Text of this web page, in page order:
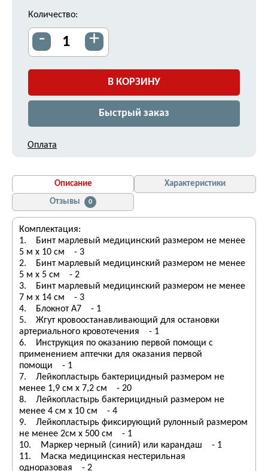
Количество:
- +
В КОРЗИНУ
Быстрый заказ
Оплата
Описание
Характеристики
Отзывы
0
Комплектация:
1. Бинт марлевый медицинский размером не менее
5 м х 10 см - 3
2. Бинт марлевый медицинский размером не менее
5 м х 5 см - 2
3. Бинт марлевый медицинский размером не менее
7 м х 14 см - 3
4. Блокнот А7 - 1
5. Жгут кровоостанавливающий для остановки
артериального кровотечения - 1
6. Инструкция по оказанию первой помощи с
применением аптечки для оказания первой
помощи - 1
7. Лейкопластырь бактерицидный размером не
менее 1,9 см х 7,2 см - 20
8. Лейкопластырь бактерицидный размером не
менее 4 см х 10 см - 4
9. Лейкопластырь фиксирующий рулонный размером
не менее 2см х 500 см - 1
10. Маркер черный (синий) или карандаш - 1
11. Маска медицинская нестерильная
одноразовая - 2